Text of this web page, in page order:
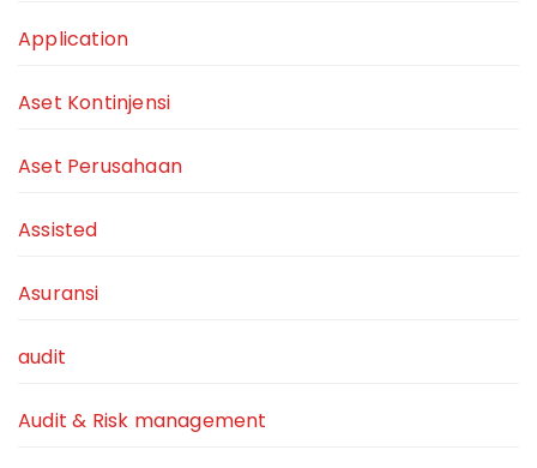
Application
Aset Kontinjensi
Aset Perusahaan
Assisted
Asuransi
audit
Audit & Risk management